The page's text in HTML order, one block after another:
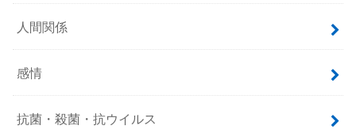
人間関係
感情
抗菌・殺菌・抗ウイルス